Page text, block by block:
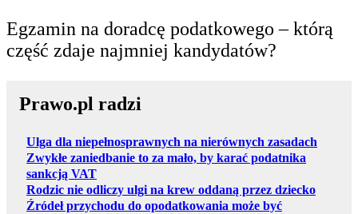
Egzamin na doradcę podatkowego – którą
część zdaje najmniej kandydatów?
Prawo.pl radzi
Ulga dla niepełnosprawnych na nierównych zasadach
Zwykłe zaniedbanie to za mało, by karać podatnika
sankcją VAT
Rodzic nie odliczy ulgi na krew oddaną przez dziecko
Źródeł przychodu do opodatkowania może być